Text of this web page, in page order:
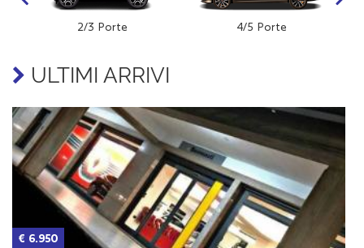
2/3 Porte 4/5 Porte
ULTIMI ARRIVI
€ 6.950